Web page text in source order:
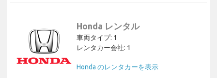
Honda レンタル
車両タイプ: 1
レンタカー会社: 1
Honda のレンタカーを表示